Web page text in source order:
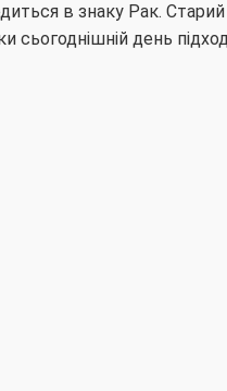
в знаку Рак.
сьогоднішній день